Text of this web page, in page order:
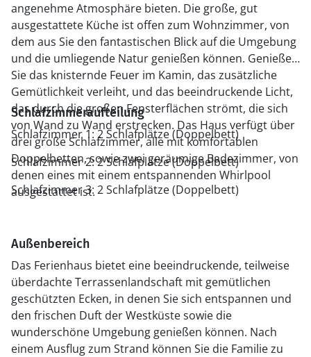
angenehme Atmosphäre bieten. Die große, gut
ausgestattete Küche ist offen zum Wohnzimmer, von
dem aus Sie den fantastischen Blick auf die Umgebung
und die umliegende Natur genießen können. Genießen
Sie das knisternde Feuer im Kamin, das zusätzliche
Gemütlichkeit verleiht, und das beeindruckende Licht,
das durch die großen Fensterflächen strömt, die sich
von Wand zu Wand erstrecken. Das Haus verfügt über
drei große Schlafzimmer, alle mit komfortablen
Doppelbetten, sowie zwei geräumige Badezimmer, von
denen eines mit einem entspannenden Whirlpool
ausgestattet ist.
Schlafzimmeraufteilung
Schlafzimmer 1: 2 Schlafplätze (Doppelbett)
Schlafzimmer 2: 2 Schlafplätze (Doppelbett)
Schlafzimmer 3: 2 Schlafplätze (Doppelbett)
Außenbereich
Das Ferienhaus bietet eine beeindruckende, teilweise
überdachte Terrassenlandschaft mit gemütlichen
geschützten Ecken, in denen Sie sich entspannen und
den frischen Duft der Westküste sowie die
wunderschöne Umgebung genießen können. Nach
einem Ausflug zum Strand können Sie die Familie zu